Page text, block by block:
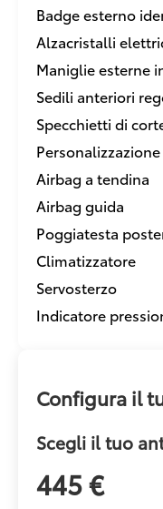
Badge esterno
Alzacristalli
Maniglie esterne
Sedili anteriori
Specchietti di
Airbag a tendina
Airbag guida
Poggiatesta
Climatizzatore
Servosterzo
Indicatore
Configura il
Scegli il tuo
445 €